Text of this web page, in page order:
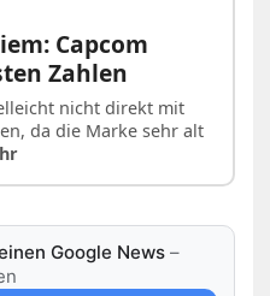
Capcom
Zahlen
nicht direkt mit
da die Marke sehr alt
Google News –